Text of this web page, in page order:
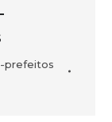
prefeitos